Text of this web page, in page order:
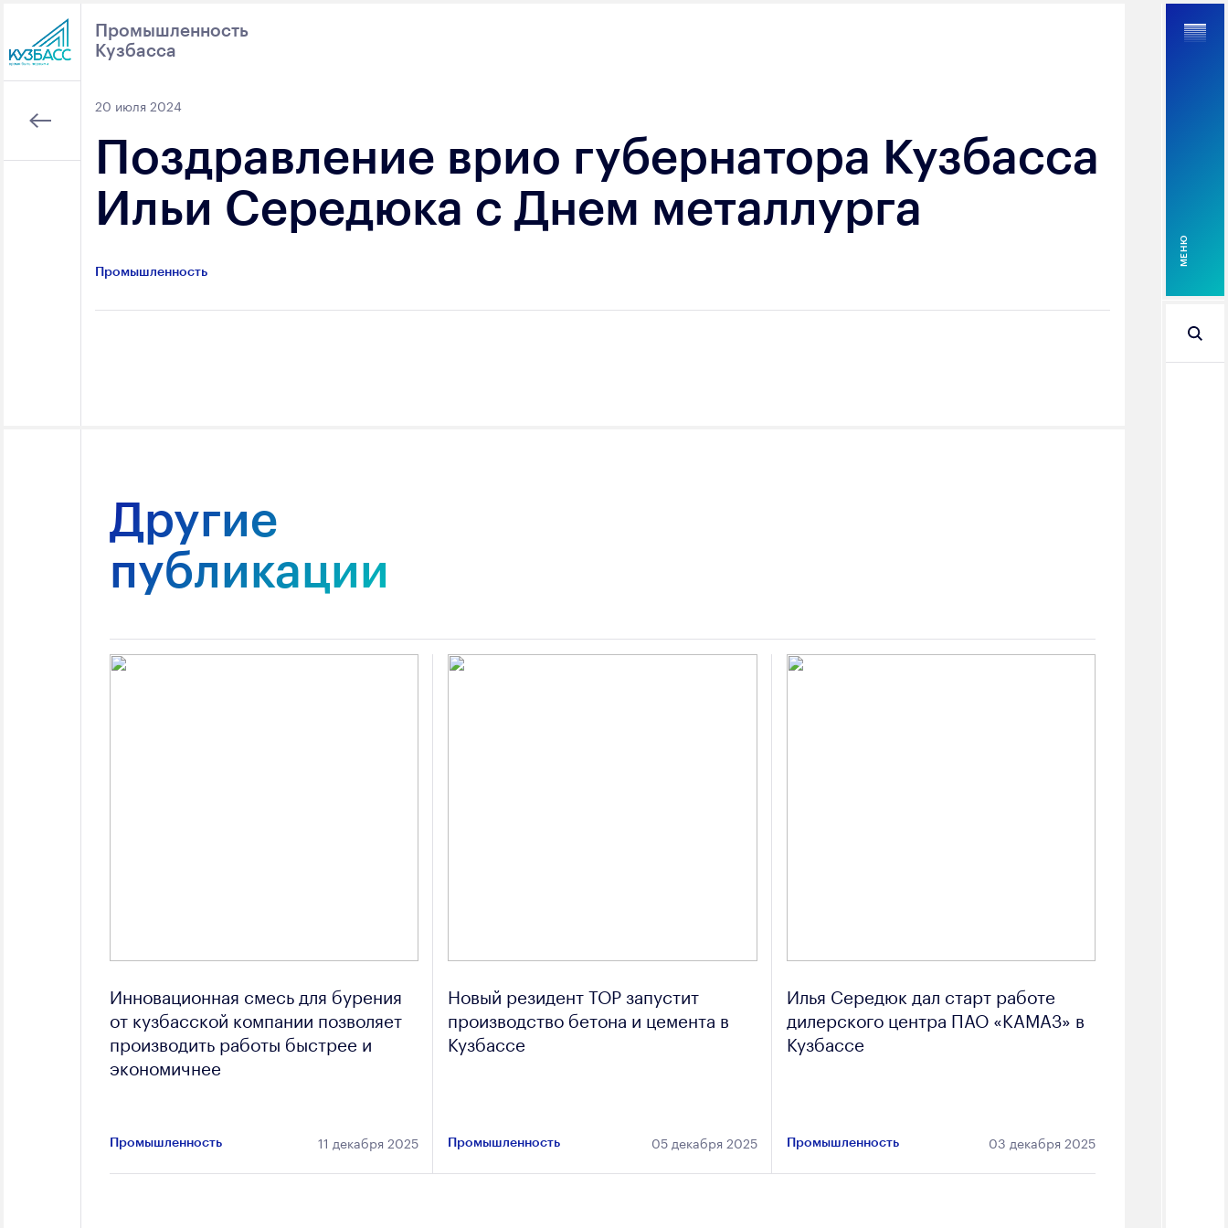
Промышленность
Кузбасса
MEНЮ
Найти
20 июля 2024
Поздравление врио губернатора Кузбасса
Ильи Середюка с Днем металлурга
Промышленность
Другие
публикации
Инновационная смесь для бурения
от кузбасской компании позволяет
производить работы быстрее и
экономичнее
Промышленность 11 декабря 2025
Новый резидент ТОР запустит
производство бетона и цемента в
Кузбассе
Промышленность 05 декабря 2025
Илья Середюк дал старт работе
дилерского центра ПАО «КАМАЗ» в
Кузбассе
Промышленность 03 декабря 2025